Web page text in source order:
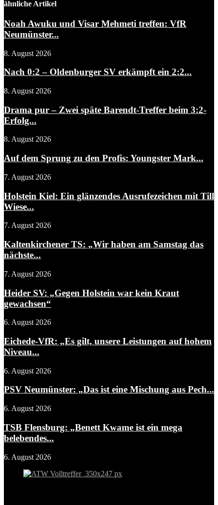
ähnliche Artikel
Noah Awuku und Visar Mehmeti treffen: VfR
Neumünster...
8. August 2026
Nach 0:2 – Oldenburger SV erkämpft ein 2:2...
8. August 2026
Drama pur – Zwei späte Barendt-Treffer beim 3:2-
Erfolg...
8. August 2026
Auf dem Sprung zu den Profis: Youngster Mark...
7. August 2026
Holstein Kiel: Ein glänzendes Ausrufezeichen mit Till
Wiese...
7. August 2026
Kaltenkirchener TS: „Wir haben am Samstag das
nächste...
7. August 2026
Heider SV: „Gegen Holstein war kein Kraut
gewachsen“
6. August 2026
Eichede-VfR: „Es gilt, unsere Leistungen auf hohem
Niveau...
6. August 2026
PSV Neumünster: „Das ist eine Mischung aus Pech...
6. August 2026
TSB Flensburg: „Benett Kwame ist ein mega
belebendes...
6. August 2026